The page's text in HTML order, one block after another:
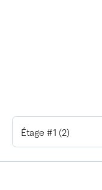
Étage #1 (2)